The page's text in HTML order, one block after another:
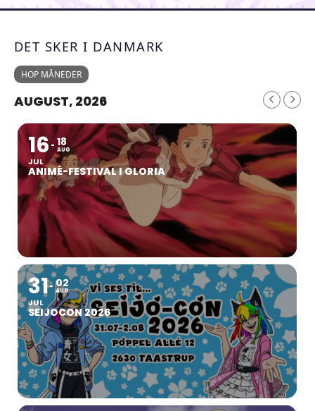
DET SKER I DANMARK
HOP MÅNEDER
AUGUST, 2026
16
JUL
18
AUG
ANIMÉ-FESTIVAL I GLORIA
31
JUL
02
AUG
SEIJOCON 2026